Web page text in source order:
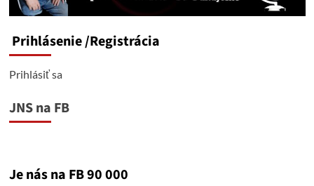
Prihlásenie/Registrácia
Prihlásiť sa
JNS na FB
Je nás na FB 90 000